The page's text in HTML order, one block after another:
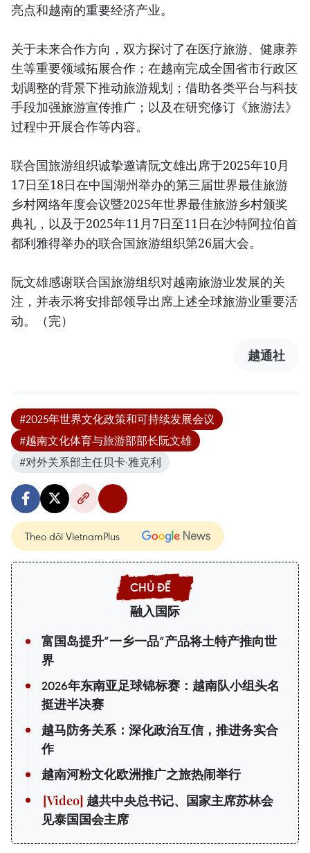
亮点和越南的重要经济产业。
关于未来合作方向，双方探讨了在医疗旅游、健康养
生等重要领域拓展合作；在越南完成全国省市行政区
划调整的背景下推动旅游规划；借助各类平台与科技
手段加强旅游宣传推广；以及在研究修订《旅游法》
过程中开展合作等内容。
联合国旅游组织诚挚邀请阮文雄出席于2025年10月
17日至18日在中国湖州举办的第三届世界最佳旅游
乡村网络年度会议暨2025年世界最佳旅游乡村颁奖
典礼，以及于2025年11月7日至11日在沙特阿拉伯首
都利雅得举办的联合国旅游组织第26届大会。
阮文雄感谢联合国旅游组织对越南旅游业发展的关
注，并表示将安排部领导出席上述全球旅游业重要活
动。（完）
越通社
#2025年世界文化政策和可持续发展会议
#越南文化体育与旅游部部长阮文雄
#对外关系部主任贝卡·雅克利
Theo dõi VietnamPlus
融入国际
富国岛提升”一乡一品”产品将土特产推向世
界
2026年东南亚足球锦标赛：越南队小组头名
挺进半决赛
越马防务关系：深化政治互信，推进务实合
作
越南河粉文化欧洲推广之旅热闹举行
越共中央总书记、国家主席苏林会
见泰国国会主席